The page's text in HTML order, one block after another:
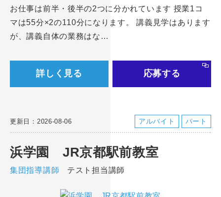
お仕事は前半・後半の2つに分かれています 授業1コ
マは55分×2の110分になります。 講義見学はあります
が、講義自体の業務はな…
詳しく見る 応募する
更新日：2026-08-06 アルバイト パート
浜学園 JR京都駅前教室
集団指導講師 テスト担当講師